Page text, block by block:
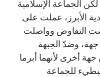
لكن الجماعة الإسلامية
الأبرز، عملت على
التفاوض وواصلت
وضدّ الجبهة
أخرى لأنهما أبرما
للجماعة